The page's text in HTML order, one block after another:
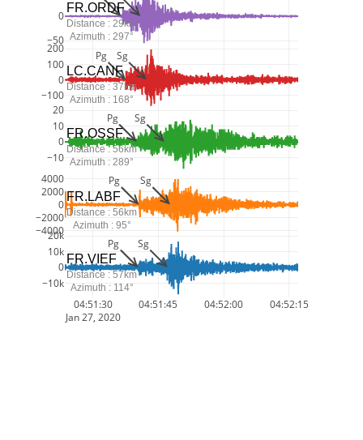
04:51:30
Jan 27, 2020
04:51:45 04:52:00 04:52:15
−10k
0
10k
20k
−4000
−2000
0
2000
4000
−10
0
10
20
−100
0
100
200
−50
0
Pg Sg
Pg Sg
Pg Sg
Pg Sg
FR.VIEF
Distance : 57km
Azimuth : 114°
FR.LABF
Distance : 56km
Azimuth : 95°
FR.OSSF
Distance : 56km
Azimuth : 289°
LC.CANF
Distance : 37km
Azimuth : 168°
FR.ORDF
Distance : 29km
Azimuth : 297°